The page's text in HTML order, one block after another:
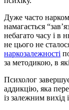
Дуже часто
намагається
небагато часу і в
не цього не
наркозалежності
за методикою, в
Психолог завершує
аддикцію, яка
із залежним вихід